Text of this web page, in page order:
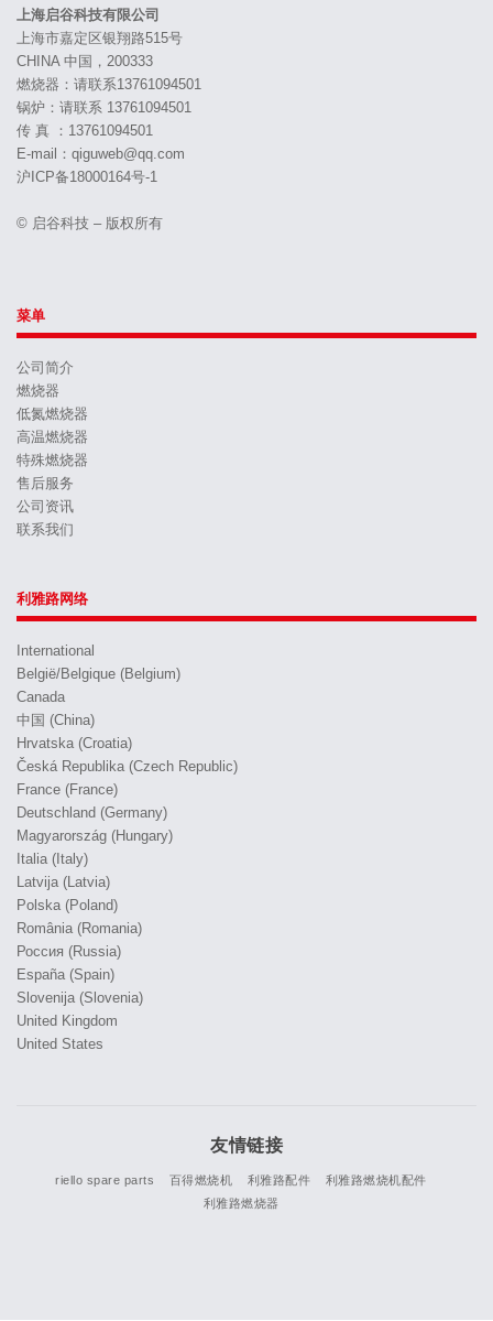
上海启谷科技有限公司
上海市嘉定区银翔路515号
CHINA 中国，200333
燃烧器：请联系13761094501
锅炉：请联系 13761094501
传 真 ：13761094501
E-mail：qiguweb@qq.com
沪ICP备18000164号-1
© 启谷科技 – 版权所有
菜单
公司简介
燃烧器
低氮燃烧器
高温燃烧器
特殊燃烧器
售后服务
公司资讯
联系我们
利雅路网络
International
België/Belgique (Belgium)
Canada
中国 (China)
Hrvatska (Croatia)
Česká Republika (Czech Republic)
France (France)
Deutschland (Germany)
Magyarország (Hungary)
Italia (Italy)
Latvija (Latvia)
Polska (Poland)
România (Romania)
Россия (Russia)
España (Spain)
Slovenija (Slovenia)
United Kingdom
United States
友情链接
riello spare parts 百得燃烧机 利雅路配件
利雅路燃烧机配件
利雅路燃烧器